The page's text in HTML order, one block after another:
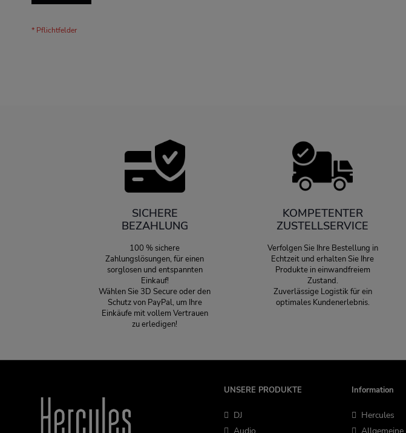
SICHERE
BEZAHLUNG
100 % sichere
Zahlungslösungen, für einen
sorglosen und entspannten
Einkauf!
Wählen Sie 3D Secure oder den
Schutz von PayPal, um Ihre
Einkäufe mit vollem Vertrauen
zu erledigen!
KOMPETENTER
ZUSTELLSERVICE
Verfolgen Sie Ihre Bestellung in
Echtzeit und erhalten Sie Ihre
Produkte in einwandfreiem
Zustand.
Zuverlässige Logistik für ein
optimales Kundenerlebnis.
UNSERE PRODUKTE
DJ
Information
Hercules